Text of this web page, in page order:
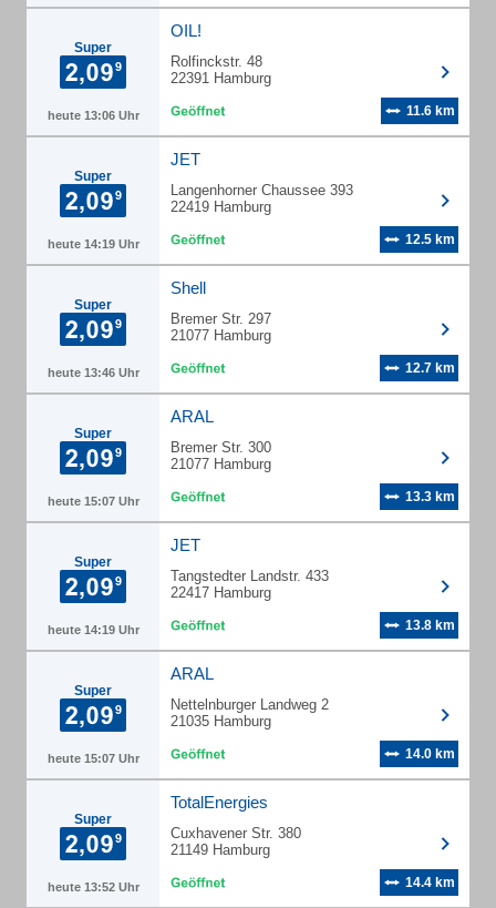
Super
heute 13:06 Uhr
OIL!
Rolfinckstr. 48
22391 Hamburg
11.6 km
Super
heute 14:19 Uhr
JET
Langenhorner Chaussee 393
22419 Hamburg
12.5 km
Super
heute 13:46 Uhr
Shell
Bremer Str. 297
21077 Hamburg
12.7 km
Super
heute 15:07 Uhr
ARAL
Bremer Str. 300
21077 Hamburg
13.3 km
Super
heute 14:19 Uhr
JET
Tangstedter Landstr. 433
22417 Hamburg
13.8 km
Super
heute 15:07 Uhr
ARAL
Nettelnburger Landweg 2
21035 Hamburg
14.0 km
Super
heute 13:52 Uhr
TotalEnergies
Cuxhavener Str. 380
21149 Hamburg
14.4 km